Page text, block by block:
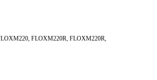
FLOXM220R, FLOXM220R,